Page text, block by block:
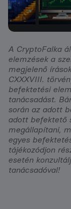
A CryptoFalka
elemzések a
megjelenő
CXXXVIII.
befektetési
tanácsadást.
során az adott
adott befektető
megállapítani,
egyes
tájékozódjon
esetén
tanácsadóval!